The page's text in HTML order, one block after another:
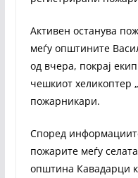
Активен останува
меѓу општините
од вчера, покрај
чешкиот хеликоптер
пожарникари.
Според
пожарите меѓу
општина Кавадарци